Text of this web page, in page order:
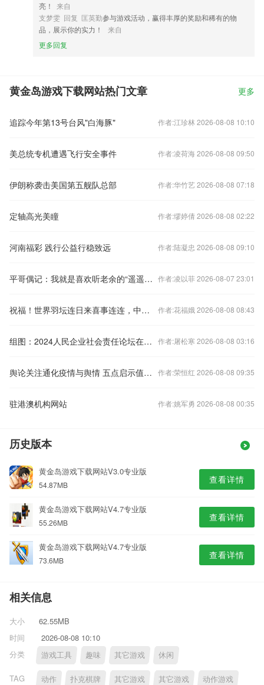
亮！
来自
支梦雯 回复 匡英勤参与游戏活动，赢得丰厚的奖励和稀有的物
品，展示你的实力！
来自
更多回复
黄金岛游戏下载网站热门文章 更多
追踪今年第13号台风"白海豚" 作者:江珍林 2026-08-08 10:10
美总统专机遭遇飞行安全事件 作者:凌荷海 2026-08-08 09:50
伊朗称袭击美国第五舰队总部 作者:华竹艺 2026-08-08 07:18
定轴高光美瞳 作者:缪婷倩 2026-08-08 02:22
河南福彩 践行公益行稳致远 作者:陆凝忠 2026-08-08 09:10
平哥偶记：我就是喜欢听老余的“遥遥领先” 作者:凌以菲 2026-08-07 23:01
祝福！世界羽坛连日来喜事连连，中日两国四位世界冠军大婚 作者:花福娥 2026-08-08 08:43
组图：2024人民企业社会责任论坛在京举行 作者:屠松寒 2026-08-08 03:16
舆论关注通化疫情与舆情 五点启示值得借鉴 作者:荣恒红 2026-08-08 09:35
驻港澳机构网站 作者:姚军勇 2026-08-08 00:35
历史版本
黄金岛游戏下载网站V3.0专业版
54.87MB 查看详情
黄金岛游戏下载网站V4.7专业版
55.26MB 查看详情
黄金岛游戏下载网站V4.7专业版
73.6MB 查看详情
相关信息
大小
62.55MB
时间
2026-08-08 10:10
分类
游戏工具 趣味 其它游戏 休闲
TAG 动作 扑克棋牌 其它游戏 其它游戏 动作游戏